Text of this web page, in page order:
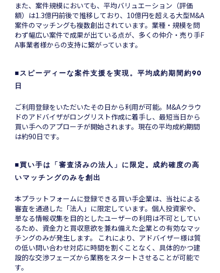
また、案件規模においても、平均バリュエーション（評価
額）は1.3億円前後で推移しており、10億円を超える大型M&A
案件のマッチングも複数創出されています。業種・規模を問
わず幅広い案件で成果が出ている点が、多くの仲介・売り手F
A事業者様からの支持に繋がっています。
■スピーディーな案件支援を実現。平均成約期間約90
日
ご利用登録をいただいたその日から利用が可能。M&Aクラウ
ドのアドバイザがロングリスト作成に着手し、最短当日から
買い手へのアプローチが開始されます。現在の平均成約期間
は約90日です。
■買い手は「審査済みの法人」に限定。成約確度の高
いマッチングのみを創出
本プラットフォームに登録できる買い手企業は、当社による
審査を通過した「法人」に限定しています。個人投資家や、
単なる情報収集を目的としたユーザーの利用は不可としてい
るため、資金力と買収意欲を兼ね備えた企業との有効なマッ
チングのみが発生します。 これにより、アドバイザー様は質
の低い問い合わせ対応に時間を割くことなく、具体的かつ建
設的な交渉フェーズから業務をスタートさせることが可能で
す。